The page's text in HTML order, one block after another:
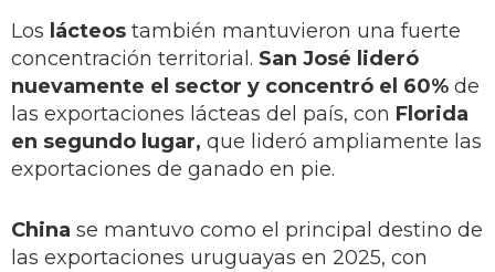
Los lácteos también mantuvieron una fuerte
concentración territorial. San José lideró
nuevamente el sector y concentró el 60% de
las exportaciones lácteas del país, con Florida
en segundo lugar, que lideró ampliamente las
exportaciones de ganado en pie.
China se mantuvo como el principal destino de
las exportaciones uruguayas en 2025, con